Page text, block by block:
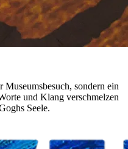
Museumsbesuch, sondern ein
und Klang verschmelzen
Seele.